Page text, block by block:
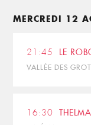
MERCREDI 12
21:45 LE
VALLÉE DES
16:30